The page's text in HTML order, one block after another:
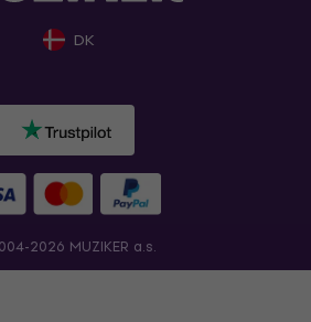
DK
2026 MUZIKER a.s.